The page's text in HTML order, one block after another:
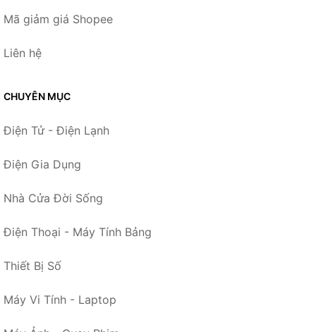
Mã giảm giá Shopee
Liên hệ
CHUYÊN MỤC
Điện Tử - Điện Lạnh
Điện Gia Dụng
Nhà Cửa Đời Sống
Điện Thoại - Máy Tính Bảng
Thiết Bị Số
Máy Vi Tính - Laptop